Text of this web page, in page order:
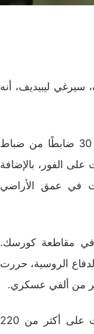
سيرغي ليبيديف، أنه
وأضاف ليبيديف لوكالة “سبوتنيك”: “وفقًا للمعلومات السرية، هناك حوالي 30 ضابطًا من ضباط
الفور، بالإضافة
في عمق الأراضي
في مقاطعة كورسك.
الروسية، حررت
وكشفت وزارة الدفاع الروسية، اليوم الأحد، أن القوات التابعة لها، قضت على أكثر من 220